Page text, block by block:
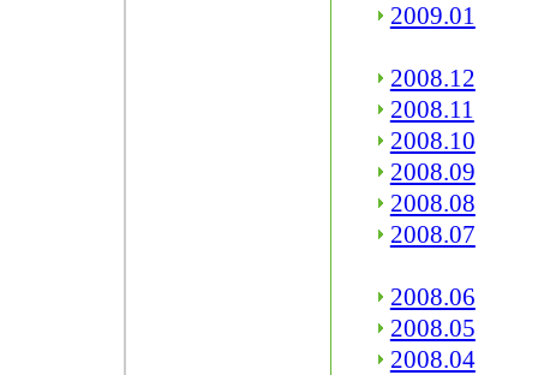
2009.01
2008.12
2008.11
2008.10
2008.09
2008.08
2008.07
2008.06
2008.05
2008.04